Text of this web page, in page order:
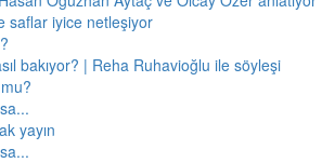
saflar iyice netleşiyor
bakıyor? | Reha Ruhavioğlu ile söyleşi
yayın